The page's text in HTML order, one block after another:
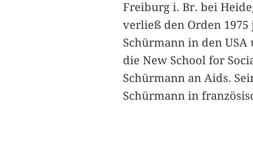
Freiburg i. Br. bei
verließ den Orden
Schürmann in den
die New School for
Schürmann an Aids.
Schürmann in